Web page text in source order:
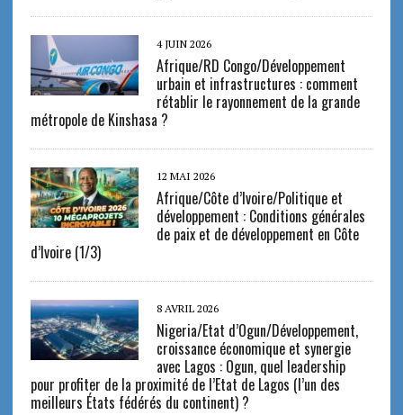
4 JUIN 2026
Afrique/RD Congo/Développement
urbain et infrastructures : comment
rétablir le rayonnement de la grande
métropole de Kinshasa ?
12 MAI 2026
Afrique/Côte d’Ivoire/Politique et
développement : Conditions générales
de paix et de développement en Côte
d’Ivoire (1/3)
8 AVRIL 2026
Nigeria/Etat d’Ogun/Développement,
croissance économique et synergie
avec Lagos : Ogun, quel leadership
pour profiter de la proximité de l’Etat de Lagos (l’un des
meilleurs États fédérés du continent) ?